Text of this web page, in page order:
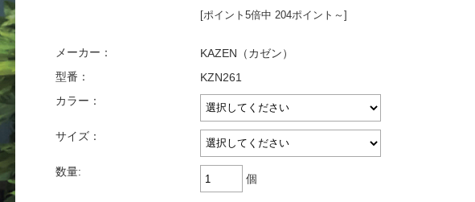
[ポイント5倍中 204ポイント～]
メーカー：
KAZEN（カゼン）
型番：
KZN261
カラー：
サイズ：
数量:
個